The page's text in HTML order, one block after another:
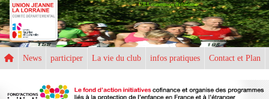
UJLL commission d'athlétisme
News participer La vie du club infos pratiques Contact et Plan
Panneau de gestion des cookies